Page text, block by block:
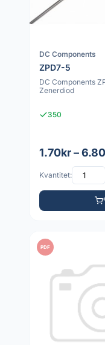
DC Components
ZPD7-5
DC Components
Zenerdiod
350
1.70kr –
Kvantitet:
PDF